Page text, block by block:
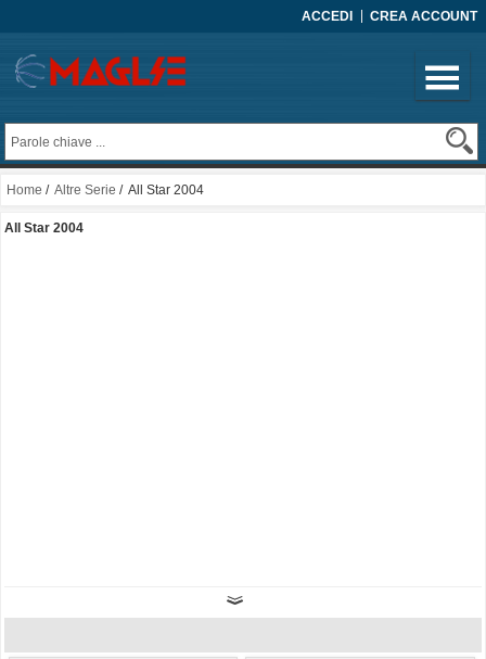
ACCEDI CREA ACCOUNT
Home / Altre Serie / All Star 2004
All Star 2004